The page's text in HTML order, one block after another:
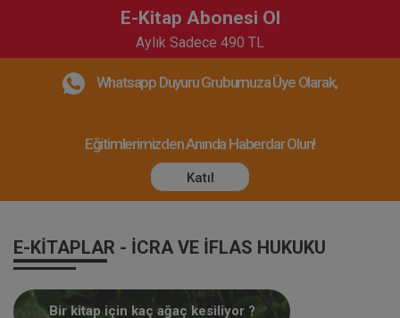
E-Kitap Abonesi Ol
Aylık Sadece 490 TL
Whatsapp Duyuru Grubumuza Üye Olarak,
Eğitimlerimizden Anında Haberdar Olun!
Katıl
E-KITAPLAR - İCRA VE İFLAS HUKUKU
Bir kitap için kaç ağaç kesiliyor ?